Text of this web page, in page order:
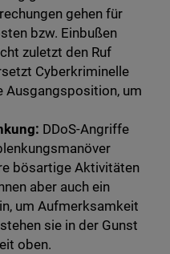
gehen für
bzw. Einbußen
zuletzt den Ruf
Cyberkriminelle
Ausgangsposition, um
DDoS-Angriffe
bösartige Aktivitäten
aber auch ein
um Aufmerksamkeit
sie in der Gunst
oben.